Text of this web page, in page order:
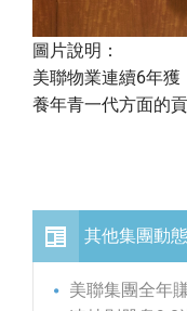
圖片說明：
美聯物業連續6年
養年青一代方面的貢
其他集團動態
美聯集團全年